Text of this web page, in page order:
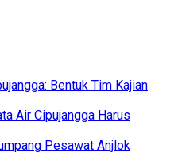
Bentuk Tim Kajian
Air Cipujangga Harus
Pesawat Anjlok